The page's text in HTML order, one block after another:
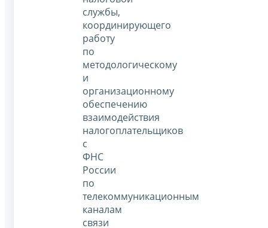
службы,
координирующего
работу
по
методологическому
и
организационному
обеспечению
взаимодействия
налогоплательщиков
с
ФНС
России
по
телекоммуникационным
каналам
связи